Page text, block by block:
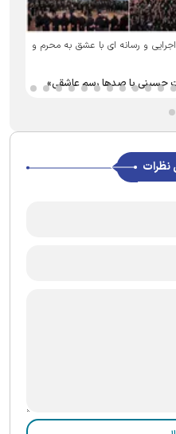
و رسانه ای با عشق به محرم و
حسینی با صد‌ها رسم عاشقی»
نظرات